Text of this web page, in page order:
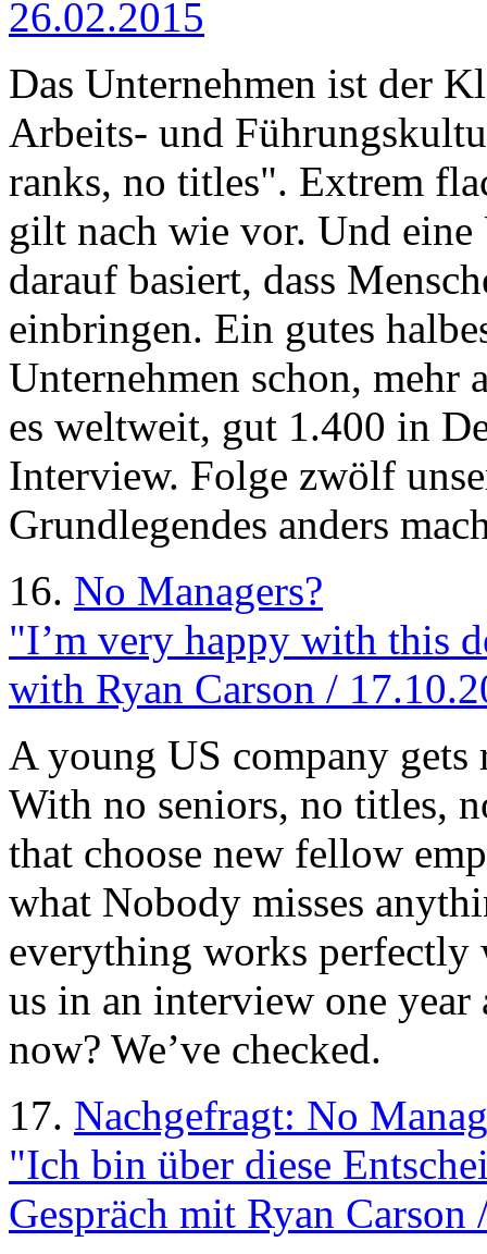
26.02.2015
Das Unternehmen ist der
Arbeits- und
ranks, no titles". Extrem
gilt nach wie vor. Und
darauf basiert, dass
einbringen. Ein gutes
Unternehmen schon, mehr
es weltweit, gut 1.400 in
Interview. Folge zwölf
Grundlegendes anders
16. No Managers?
"I’m very happy with this
with Ryan Carson /
A young US company
With no seniors, no titles,
that choose new fellow
what Nobody misses
everything works perfectly
us in an interview one
now? We’ve checked.
17. Nachgefragt: No
"Ich bin über diese
Gespräch mit Ryan Carson